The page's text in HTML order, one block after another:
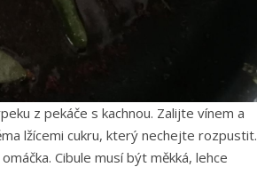
z pekáče s kachnou. Zalijte vínem a
lžícemi cukru, který nechejte rozpustit.
Cibule musí být měkká, lehce